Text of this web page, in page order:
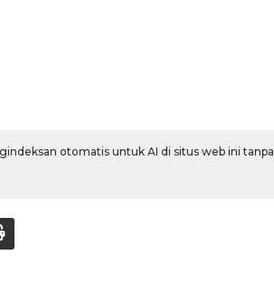
otomatis untuk AI di situs web ini tanpa